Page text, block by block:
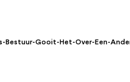
Bestuur-Gooit-Het-Over-Een-